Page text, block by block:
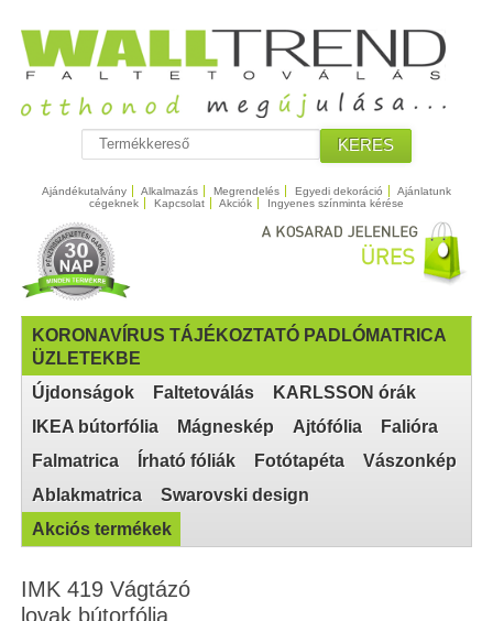
KERES
Ajándékutalvány Alkalmazás Megrendelés Egyedi dekoráció
Ajánlatunk
cégeknek
Kapcsolat Akciók Ingyenes színminta kérése
KORONAVÍRUS TÁJÉKOZTATÓ PADLÓMATRICA
ÜZLETEKBE
Újdonságok
Faltetoválás
KARLSSON órák
IKEA bútorfólia
Mágneskép Ajtófólia
Falióra
Falmatrica
Írható fóliák Fotótapéta
Vászonkép
Ablakmatrica
Swarovski design
Akciós termékek
IMK 419 Vágtázó
lovak bútorfólia